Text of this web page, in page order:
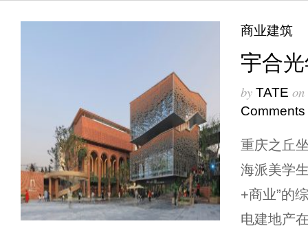
商业建筑
宇合
by TATE on
Comments
重庆之丘
海派美学
+商业”的
电建地产